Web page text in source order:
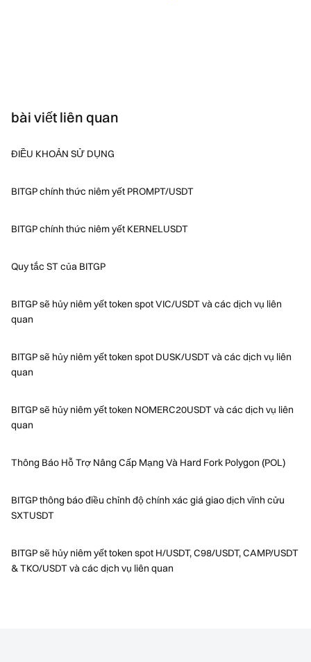
bài viết liên quan
ĐIỀU KHOẢN SỬ DỤNG
BITGP chính thức niêm yết PROMPT/USDT
BITGP chính thức niêm yết KERNELUSDT
Quy tắc ST của BITGP
BITGP sẽ hủy niêm yết token spot VIC/USDT và các dịch vụ liên
quan
BITGP sẽ hủy niêm yết token spot DUSK/USDT và các dịch vụ liên
quan
BITGP sẽ hủy niêm yết token NOMERC20USDT và các dịch vụ liên
quan
Thông Báo Hỗ Trợ Nâng Cấp Mạng Và Hard Fork Polygon (POL)
BITGP thông báo điều chỉnh độ chính xác giá giao dịch vĩnh cửu
SXTUSDT
BITGP sẽ hủy niêm yết token spot H/USDT, C98/USDT, CAMP/USDT
& TKO/USDT và các dịch vụ liên quan